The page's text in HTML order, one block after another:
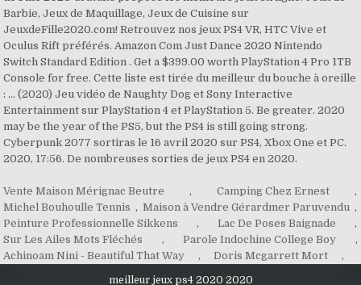
Barbie, Jeux de Maquillage, Jeux de Cuisine sur
JeuxdeFille2020.com! Retrouvez nos jeux PS4 VR, HTC Vive et
Oculus Rift préférés. Amazon Com Just Dance 2020 Nintendo
Switch Standard Edition . Get a $399.00 worth PlayStation 4 Pro 1TB
Console for free. Cette liste est tirée du meilleur du bouche à oreille
: ... (2020) Jeu vidéo de Naughty Dog et Sony Interactive
Entertainment sur PlayStation 4 et PlayStation 5. Be greater. 2020
may be the year of the PS5, but the PS4 is still going strong.
Cyberpunk 2077 sortiras le 16 avril 2020 sur PS4, Xbox One et PC.
2020, 17:56. De nombreuses sorties de jeux PS4 en 2020.
Vente Maison Mérignac Beutre , Camping Chez Ernest
,
Michel Bouhoulle Tennis , Maison à Vendre Gérardmer Paruvendu ,
Peinture Professionnelle Sikkens
, Lac De Poses Baignade
,
Sur Les Ailes Mots Fléchés
, Parole Indochine College Boy
,
Achinoam Nini - Beautiful That Way
, Doris Mcgarrett Mort ,
meilleur jeux ps4 2020 2020